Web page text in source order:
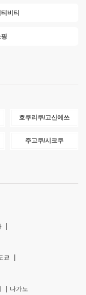
비티
호쿠리쿠/고신에쓰
주고쿠/시코쿠
쿄
나가노